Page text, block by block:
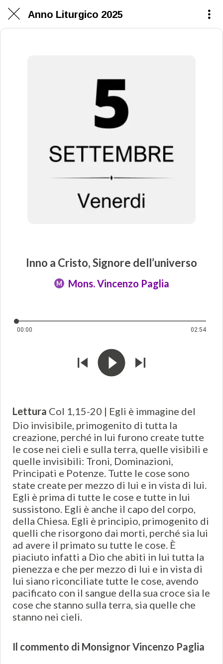
Anno Liturgico 2025
Inno a Cristo, Signore dell’universo
M Mons. Vincenzo Paglia
00:00 02:54
Lettura Col 1,15-20 | Egli è immagine del
Dio invisibile, primogenito di tutta la
creazione, perché in lui furono create tutte
le cose nei cieli e sulla terra, quelle visibili e
quelle invisibili: Troni, Dominazioni,
Principati e Potenze. Tutte le cose sono
state create per mezzo di lui e in vista di lui.
Egli è prima di tutte le cose e tutte in lui
sussistono. Egli è anche il capo del corpo,
della Chiesa. Egli è principio, primogenito di
quelli che risorgono dai morti, perché sia lui
ad avere il primato su tutte le cose. È
piaciuto infatti a Dio che abiti in lui tutta la
pienezza e che per mezzo di lui e in vista di
lui siano riconciliate tutte le cose, avendo
pacificato con il sangue della sua croce sia le
cose che stanno sulla terra, sia quelle che
stanno nei cieli.
Il commento di Monsignor Vincenzo Paglia